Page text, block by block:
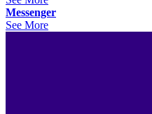
Messenger
See More